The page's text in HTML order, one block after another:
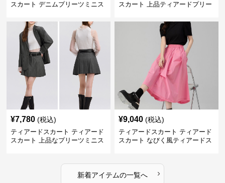
スカート デニムプリーツミニス
スカート 上品ティアードプリー
¥7,780 (税込)
ティアードスカート ティアード
スカート 上品なプリーツミニス
¥9,040 (税込)
ティアードスカート ティアード
スカート なびく風ティアードス
新着アイテムの一覧へ ›